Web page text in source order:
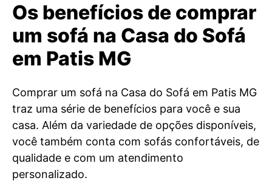
Os benefícios de comprar
um sofá na Casa do Sofá
em Patis MG
Comprar um sofá na Casa do Sofá em Patis MG
traz uma série de benefícios para você e sua
casa. Além da variedade de opções disponíveis,
você também conta com sofás confortáveis, de
qualidade e com um atendimento
personalizado.